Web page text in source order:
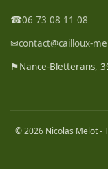
☎06 73 08 11 08
✉contact@cailloux-
⚑Nance-Bletterans,
© 2026 Nicolas Melot -